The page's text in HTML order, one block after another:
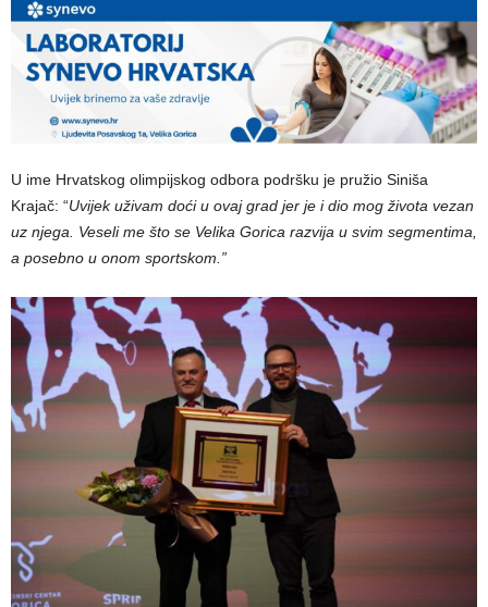
U ime Hrvatskog olimpijskog odbora podršku je pružio Siniša
Krajač: “Uvijek uživam doći u ovaj grad jer je i dio mog života vezan
uz njega. Veseli me što se Velika Gorica razvija u svim segmentima,
a posebno u onom sportskom.”